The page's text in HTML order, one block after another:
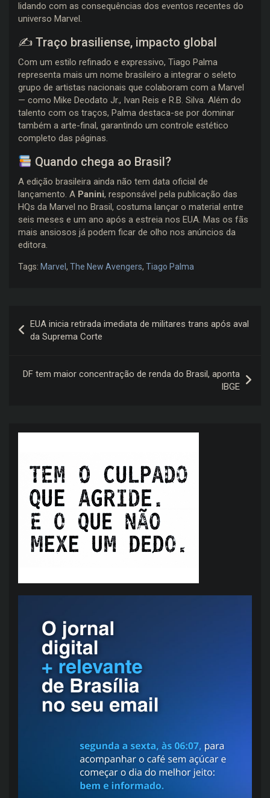
lidando com as consequências dos eventos recentes do
universo Marvel.
✍️ Traço brasiliense, impacto global
Com um estilo refinado e expressivo, Tiago Palma
representa mais um nome brasileiro a integrar o seleto
grupo de artistas nacionais que colaboram com a Marvel
— como Mike Deodato Jr., Ivan Reis e R.B. Silva. Além do
talento com os traços, Palma destaca-se por dominar
também a arte-final, garantindo um controle estético
completo das páginas.
Quando chega ao Brasil?
A edição brasileira ainda não tem data oficial de
lançamento. A Panini, responsável pela publicação das
HQs da Marvel no Brasil, costuma lançar o material entre
seis meses e um ano após a estreia nos EUA. Mas os fãs
mais ansiosos já podem ficar de olho nos anúncios da
editora.
Tags: Marvel , The New Avengers, Tiago Palma
de
EUA inicia retirada imediata de militares trans após aval
da Suprema Corte
DF tem maior concentração de renda do Brasil, aponta
IBGE